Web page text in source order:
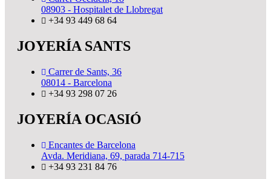
08903 - Hospitalet de Llobregat
+34 93 449 68 64
JOYERÍA SANTS
Carrer de Sants, 36
08014 - Barcelona
+34 93 298 07 26
JOYERÍA OCASIÓ
Encantes de Barcelona
Avda. Meridiana, 69, parada 714-715
+34 93 231 84 76